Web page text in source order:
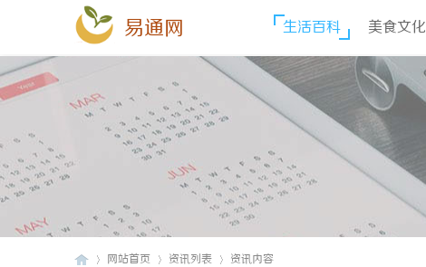
易通网 生活百科 美食文化
网站首页 资讯列表 资讯内容